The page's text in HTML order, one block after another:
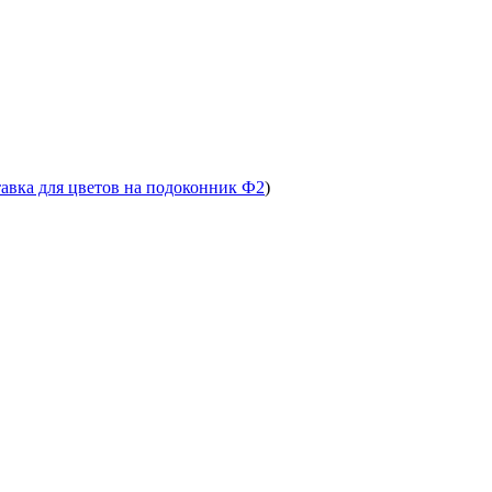
для цветов на подоконник Ф2)